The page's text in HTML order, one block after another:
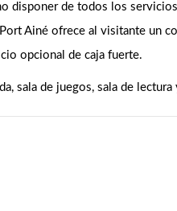
disponer de todos los
Ainé ofrece al visitante un
opcional de caja fuerte.
sala de juegos, sala de